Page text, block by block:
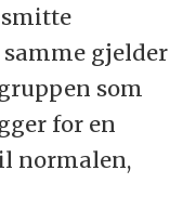
gjelder
som
for en
normalen,